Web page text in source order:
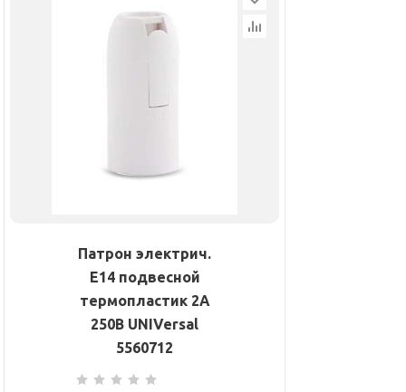
Патрон электрич.
E14 подвесной
термопластик 2А
250В UNIVersal
5560712